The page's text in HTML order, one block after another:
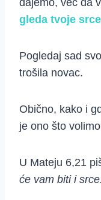
dajemo, već da
gleda tvoje
Pogledaj sad
trošila novac.
Obično, kako i
je ono što
U Mateju 6,21
će vam biti i srce.